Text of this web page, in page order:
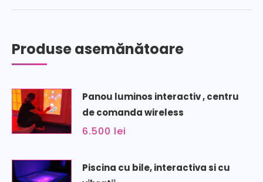
Produse asemănătoare
Panou luminos interactiv , centru
de comanda wireless
6.500 lei
Piscina cu bile, interactiva si cu